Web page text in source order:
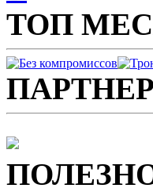
ТОП